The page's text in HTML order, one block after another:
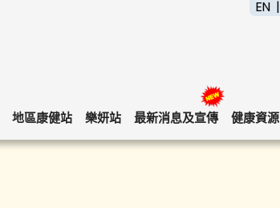
EN
地區康健站 樂妍站 最新消息及宣傳 健康資源